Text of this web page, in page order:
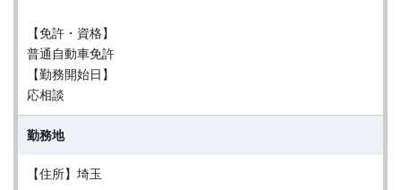
【免許・資格】
普通自動車免許
【勤務開始日】
応相談
勤務地
【住所】埼玉